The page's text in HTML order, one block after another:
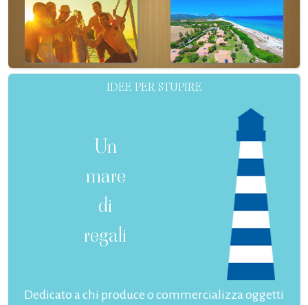
IDEE PER STUPIRE
Un
mare
di
regali
Dedicato a chi produce o commercializza oggetti